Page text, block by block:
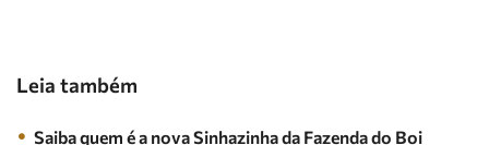
Leia também
Saiba quem é a nova Sinhazinha da Fazenda do Boi